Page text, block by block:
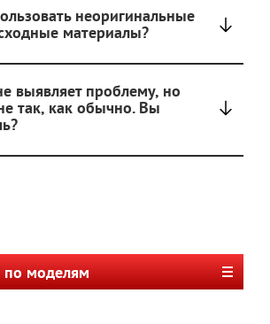
неоригинальные
материалы?
выявляет проблему, но
так, как обычно. Вы
по моделям